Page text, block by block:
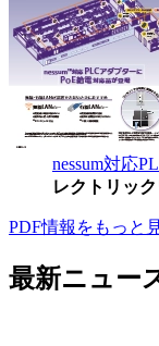
nessum対応
レクトリッ
PDF情報をもっと
最新ニュー